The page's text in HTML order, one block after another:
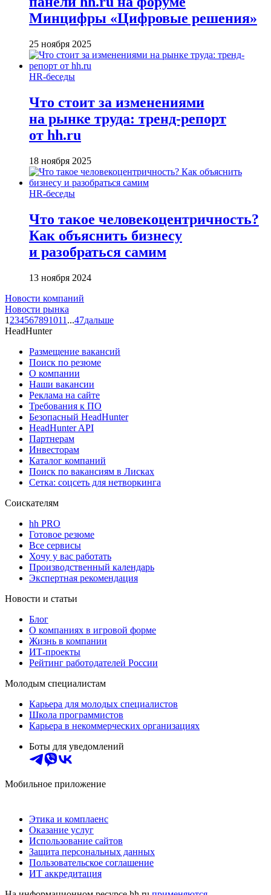
Минцифры «Цифровые решения»
25 ноября 2025
HR-беседы
Что стоит за изменениями
на рынке труда: тренд-репорт
от hh.ru
18 ноября 2025
HR-беседы
Что такое человеко­центричность?
Как объяснить бизнесу
и разобраться самим
13 ноября 2024
Новости компаний
Новости рынка
1 234567891011 ...47дальше
HeadHunter
Размещение вакансий
Поиск по резюме
О компании
Наши вакансии
Реклама на сайте
Требования к ПО
Безопасный HeadHunter
HeadHunter API
Партнерам
Инвесторам
Каталог компаний
Поиск по вакансиям в Лисках
Сетка: соцсеть для нетворкинга
Соискателям
hh PRO
Готовое резюме
Все сервисы
Хочу у вас работать
Производственный календарь
Экспертная рекомендация
Новости и статьи
Блог
О компаниях в игровой форме
Жизнь в компании
ИТ-проекты
Рейтинг работодателей России
Молодым специалистам
Карьера для молодых специалистов
Школа программистов
Карьера в некоммерческих организациях
Боты для уведомлений
Мобильное приложение
Этика и комплаенс
Оказание услуг
Использование сайтов
Защита персональных данных
Пользовательское соглашение
ИТ аккредитация